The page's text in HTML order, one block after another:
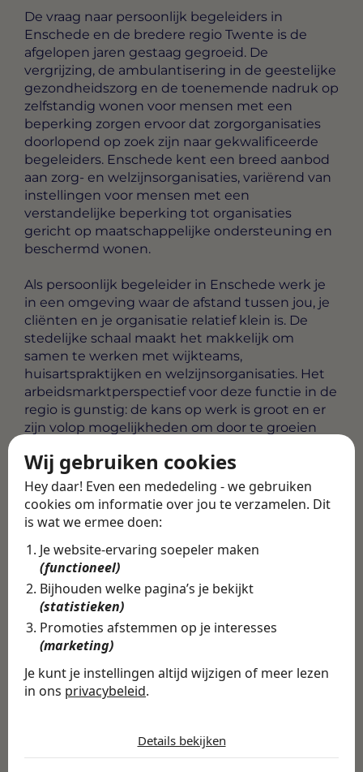
Wij gebruiken cookies
Hey daar! Even een mededeling - we gebruiken
cookies om informatie over jou te verzamelen. Dit
is wat we ermee doen:
Je website-ervaring soepeler maken
(functioneel)
Bijhouden welke pagina’s je bekijkt
(statistieken)
Promoties afstemmen op je interesses
(marketing)
Je kunt je instellingen altijd wijzigen of meer lezen
in ons privacybeleid.
Noodzakelijk
Details bekijken
De vraag naar persoonlijk begeleiders in
Enschede en de bredere regio Twente is de
afgelopen jaren gestaag gegroeid. De
vergrijzing, de ambulantisering in de geestelijke
gezondheidszorg en de toenemende nadruk op
zelfstandig wonen voor mensen met een
beperking zorgen ervoor dat zorgorganisaties
doorlopend op zoek zijn naar gekwalificeerde
begeleiders. Enschede kent een breed aanbod
aan zorg- en welzijnsorganisaties, variërend van
instellingen voor mensen met een
verstandelijke beperking tot organisaties
gericht op maatschappelijke ondersteuning en
beschermd wonen.
Als persoonlijk begeleider in Enschede werk je
in een omgeving waar de afstand tussen jou, je
cliënten en je organisatie relatief klein is. De
stedelijke schaal maakt het makkelijk om
samen te werken met wijkteams,
huisartspraktijken en welzijnsorganisaties. Het
arbeidsmarktperspectief voor deze functie in de
regio is gunstig: de kans op werk is groot en er
zijn volop mogelijkheden om door te groeien
Alle vacatures ·Career tips
Deel deze vacature
Vind de volledige
vacature in de
Swipe4Work app
niet alleen deze vacature, maar
honderden andere vacatures